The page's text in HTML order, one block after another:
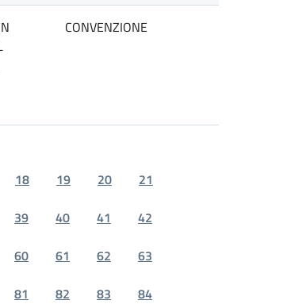
CONVENZIONE
18 19 20
21
39 40 41
42
60 61 62
63
81 82 83
84